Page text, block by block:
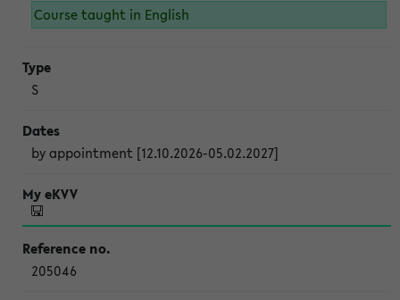
Course taught in English
S
by appointment [12.10.2026-05.02.2027]
205046